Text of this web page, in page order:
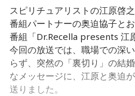
江原：そうですよ。美しくそ
感じで。カツ丼の二杯でも食
奥迫：カツ丼（笑）！ 良いで
江原：あんみつも付けちゃっ
カッとお腹に流し込んで、「
でなく、気象予報や航空管制
本全国、さらには海外でも、
ら幅広い分野で活躍していま
に所属する平野さんは、「国
信し、将来の公務を担う人材
ています」と話します。
スピリチュアリストの江原啓
番組パートナーの奥迫協子と
番組「Dr.Recella presents 江
今回の放送では、職場での深
らず、突然の「裏切り」の結
なメッセージに、江原と奥迫
送りました。